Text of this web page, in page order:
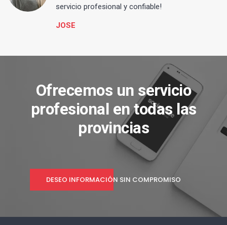
servicio profesional y confiable!
JOSE
Ofrecemos un servicio
profesional en todas las
provincias
DESEO INFORMACIÓN SIN COMPROMISO